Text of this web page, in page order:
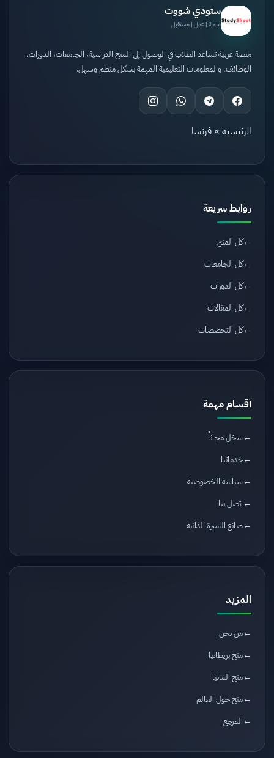
ستودي شووت
منحة | عمل | مستقبل
منصة عربية تساعد الطلاب في الوصول إلى المنح الدراسية، الجامعات، الدورات،
الوظائف، والمعلومات التعليمية المهمة بشكل منظم وسهل.
الرئيسية » فرنسا
روابط سريعة
كل المنح
كل الجامعات
كل الدورات
كل المقالات
كل التخصصات
أقسام مهمة
سجّل مجاناً
خدماتنا
سياسة الخصوصية
اتصل بنا
صانع السيرة الذاتية
المزيد
من نحن
منح بريطانيا
منح المانيا
منح حول العالم
المرجع